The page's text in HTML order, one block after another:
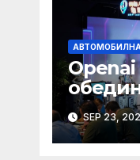
Openai
за
ново
SEP 23,